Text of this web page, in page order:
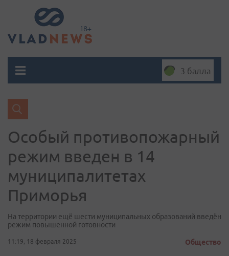
3 балла
Особый противопожарный
режим введен в 14
муниципалитетах
Приморья
На территории ещё шести муниципальных образований введён
режим повышенной готовности
11:19, 18 февраля 2025 Общество